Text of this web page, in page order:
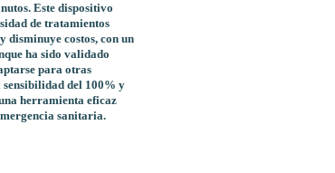
Este dispositivo
de tratamientos
disminuye costos, con un
ha sido validado
para otras
sensibilidad del 100% y
herramienta eficaz
sanitaria.